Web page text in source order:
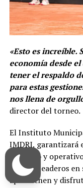
«Esto es increíble.
economía desde
tener el respaldo
para estas
nos llena de
director del torneo.
El Instituto
IMDRI, garantizará
logístico y
de parqueaderos
aprovechen y